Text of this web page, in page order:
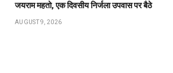
जयराम महतो, एक दिवसीय निर्जला उपवास पर बैठे
AUGUST 9, 2026